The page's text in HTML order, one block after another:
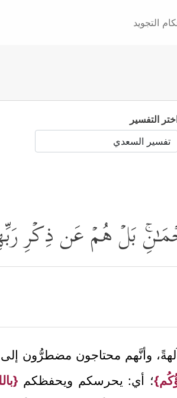
التجويد
اختر التفسير
بَلۡ هُمۡ عَن ذِكۡرِ
آلهةً، وأنَّهم محتاجون مضطرُّون
؛ أي: يحرسكم ويحفظكم